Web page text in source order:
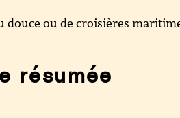
douce ou de croisières
résumée